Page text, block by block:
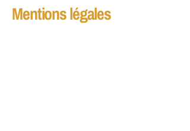
Mentions légales